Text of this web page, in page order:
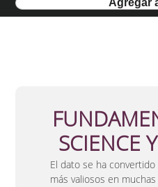
SCIENCE
El dato se ha
más valiosos en